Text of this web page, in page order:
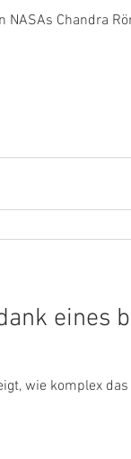
NASAs Chandra
eines
wie komplex